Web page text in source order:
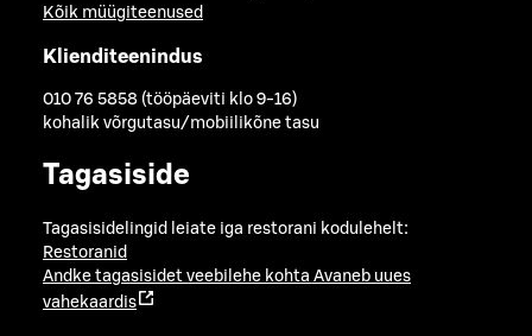
Kõik müügiteenused
Klienditeenindus
010 76 5858 (tööpäeviti klo 9-16)
kohalik võrgutasu/mobiilikõne tasu
Tagasiside
Tagasisidelingid leiate iga restorani kodulehelt:
Restoranid
Andke tagasisidet veebilehe kohta Avaneb uues
vahekaardis